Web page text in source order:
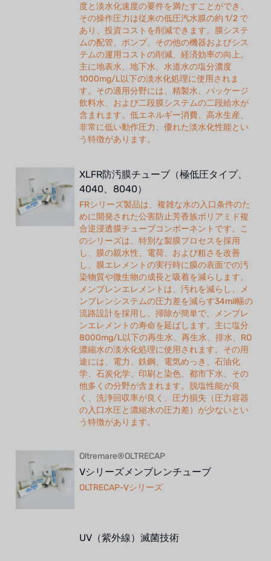
度と淡水化速度の要件を満たすことができ、
その操作圧力は従来の低圧汽水膜の約 1/2 で
あり、投資コストを削減できます。膜システ
ムの配管、ポンプ、その他の機器およびシス
テムの運用コストの削減、経済効率の向上。
主に地表水、地下水、水道水の塩分濃度
1000mg/L以下の淡水化処理に使用されま
す。その適用分野には、精製水、パッケージ
飲料水、および二段膜システムの二段給水が
含まれます。低エネルギー消費、高水生産、
非常に低い動作圧力、優れた淡水化性能とい
う特徴があります。
XLFR防汚膜チューブ（極低圧タイプ、
4040、8040）
FRシリーズ製品は、複雑な水の入口条件のた
めに開発された公害防止芳香族ポリアミド複
合逆浸透膜チューブコンポーネントです。こ
のシリーズは、特別な製膜プロセスを採用
し、膜の親水性、電荷、および粗さを改善
し、膜エレメントの実行時に膜の表面での汚
染物質や微生物の成長と吸着を減らします。
メンブレンエレメントは、汚れを減らし、メ
ンブレンシステムの圧力差を減らす34mil幅の
流路設計を採用し、掃除が簡単で、メンブレ
ンエレメントの寿命を延ばします。主に塩分
8000mg/L以下の再生水、再生水、排水、RO
濃縮水の淡水化処理に使用されます。その用
途には、電力、鉄鋼、電気めっき、石油化
学、石炭化学、印刷と染色、都市下水、その
他多くの分野が含まれます。脱塩性能が良
く、洗浄回収率が良く、圧力損失（圧力容器
の入口水圧と濃縮水の圧力差）が少ないとい
う特徴があります。
Oltremare®OLTRECAP
Vシリーズメンブレンチューブ
OLTRECAP-Vシリーズ
UV（紫外線）滅菌技術